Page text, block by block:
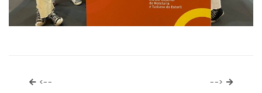
<-- --> -->